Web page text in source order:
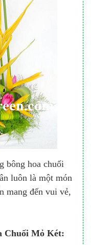
bông hoa chuối
luôn là một món
mang đến vui vẻ,
Chuối Mỏ Két: